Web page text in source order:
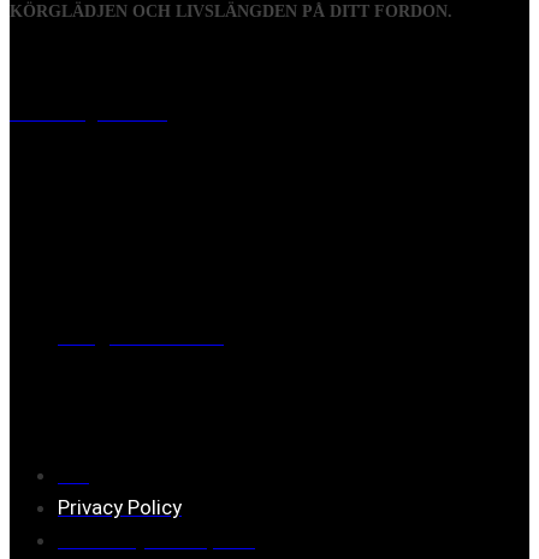
KÖRGLÄDJEN OCH LIVSLÄNGDEN PÅ DITT FORDON.
Privacy Policy